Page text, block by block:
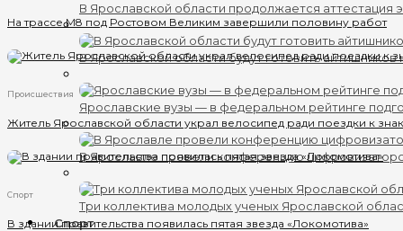
В Ярославской области продолжается аттестация
В Ярославской области будут готовить айтишников
Ярославские вузы — в федеральном рейтинге
В Ярославле провели конференцию
Три коллектива молодых ученых Ярославской
Спорт
На трассе М8 под Ростовом Великим завершили половину работ
Происшествия
Житель Ярославской области украл велосипед ради поездки к
Спорт
В здании правительства появилась пятая звезда «Локомотива»